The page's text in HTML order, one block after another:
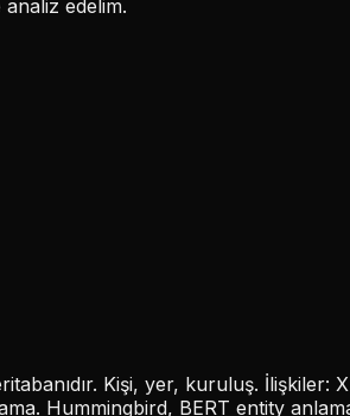
analiz edelim.
Kişi, yer, kuruluş. İlişkiler:
Hummingbird, BERT entity